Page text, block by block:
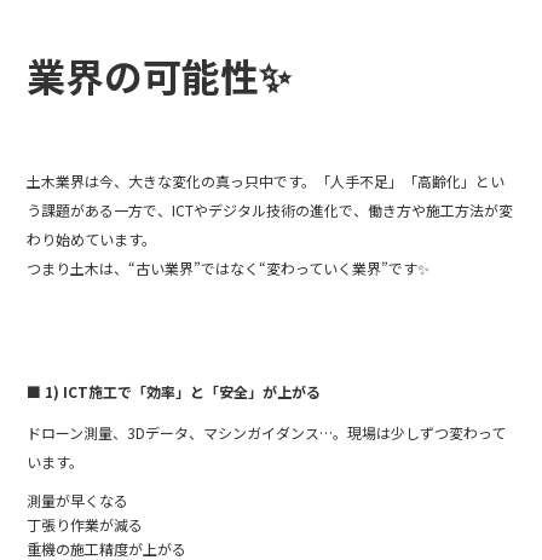
o
業界の可能性✨
土木業界は今、大きな変化の真っ只中です。「人手不足」「高齢化」とい
う課題がある一方で、ICTやデジタル技術の進化で、働き方や施工方法が変
わり始めています。
つまり土木は、“古い業界”ではなく“変わっていく業界”です✨
■ 1) ICT施工で「効率」と「安全」が上がる
ドローン測量、3Dデータ、マシンガイダンス…。現場は少しずつ変わって
います。
測量が早くなる️
丁張り作業が減る
重機の施工精度が上がる